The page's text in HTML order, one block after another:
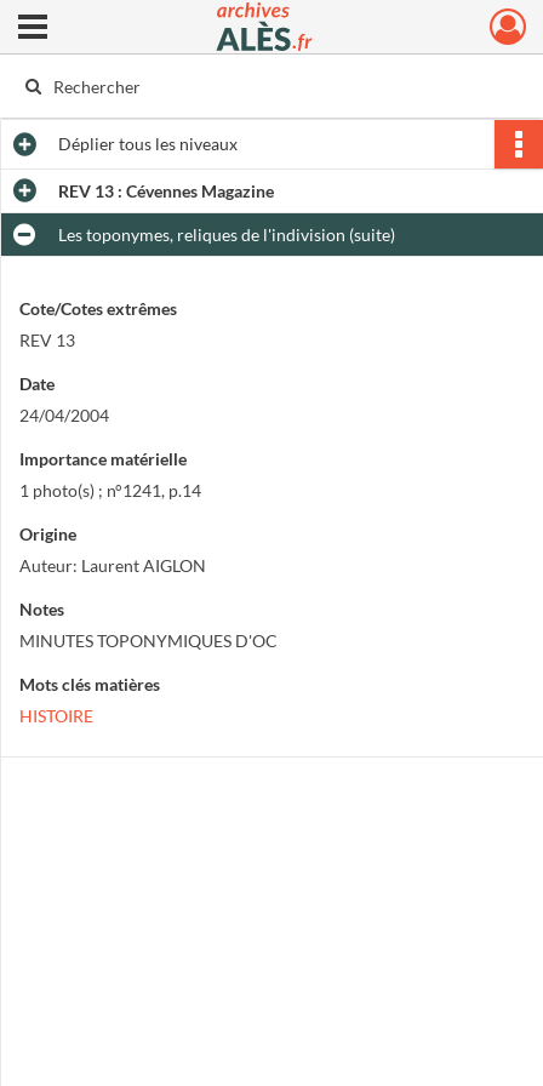
Archives municipales d'Alès
Ouvrir le menu déroulant
Dépliertous les niveaux
REV 13 : Cévennes Magazine
Les toponymes, reliques de l'indivision (suite)
Cote/Cotes extrêmes
REV 13
Date
24/04/2004
Importance matérielle
1 photo(s) ; n°1241, p.14
Origine
Auteur: Laurent AIGLON
Notes
MINUTES TOPONYMIQUES D'OC
Mots clés matières
HISTOIRE